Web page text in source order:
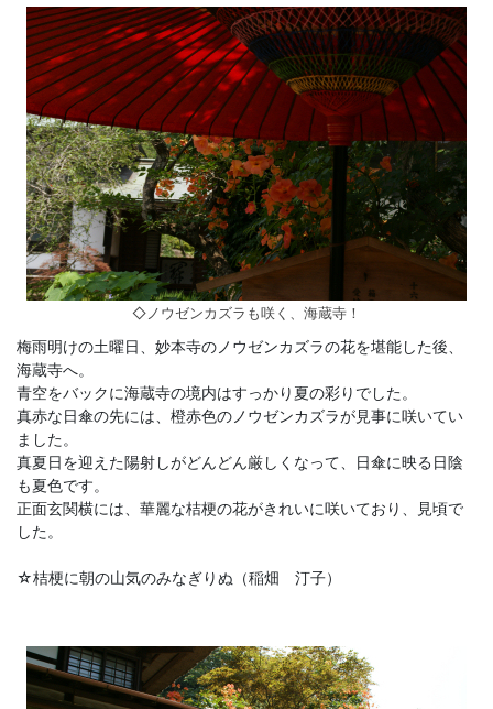
◇ノウゼンカズラも咲く、海蔵寺！
梅雨明けの土曜日、妙本寺のノウゼンカズラの花を堪能した後、
海蔵寺へ。
青空をバックに海蔵寺の境内はすっかり夏の彩りでした。
真赤な日傘の先には、橙赤色のノウゼンカズラが見事に咲いてい
ました。
真夏日を迎えた陽射しがどんどん厳しくなって、日傘に映る日陰
も夏色です。
正面玄関横には、華麗な桔梗の花がきれいに咲いており、見頃で
した。
☆桔梗に朝の山気のみなぎりぬ（稲畑 汀子）